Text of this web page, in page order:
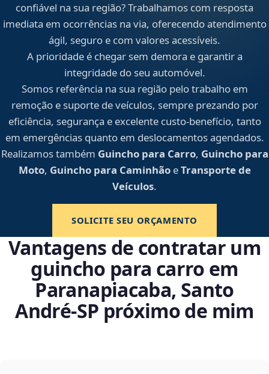
confiável na sua região? Trabalhamos com resposta
imediata em ocorrências na via, oferecendo atendimento
ágil, seguro e com valores acessíveis.
A prioridade é chegar sem demora e garantir a
integridade do seu automóvel.
Somos referência na sua região pelo trabalho em
remoção e suporte de veículos, sempre prezando por
eficiência, segurança e excelente custo-benefício, tanto
em emergências quanto em deslocamentos agendados.
Realizamos também Guincho para Carro, Guincho para
Moto, Guincho para CaminhãoeTransporte de
Veículos.
SOLICITE SEU ORÇAMENTO
Vantagens de contratar um
guincho para carro em
Paranapiacaba, Santo
André‑SP próximo de mim